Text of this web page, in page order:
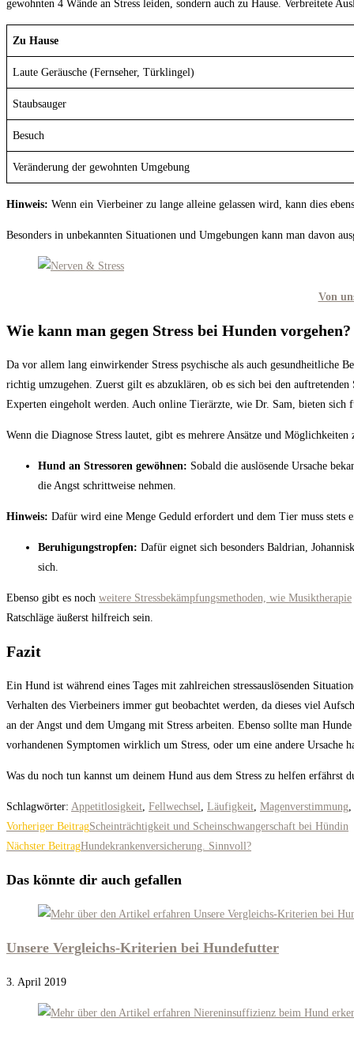
gewohnten 4 Wände an Stress leiden, sondern auch zu Hause. Verbreitete
Zu Hause
Laute Geräusche (Fernseher, Türklingel)
Staubsauger
Besuch
Veränderung der gewohnten Umgebung
Hinweis: Wenn ein Vierbeiner zu lange alleine gelassen wird, kann dies
Besonders in unbekannten Situationen und Umgebungen kann man davon
Von
Wie kann man gegen Stress bei Hunden vorgehen?
Da vor allem lang einwirkender Stress psychische als auch gesundheitliche
richtig umzugehen. Zuerst gilt es abzuklären, ob es sich bei den
Experten eingeholt werden. Auch online Tierärzte, wie Dr. Sam, bieten
Wenn die Diagnose Stress lautet, gibt es mehrere Ansätze und Möglichkeiten
Hund an Stressoren gewöhnen: Sobald die auslösende Ursache
die Angst schrittweise nehmen.
Hinweis: Dafür wird eine Menge Geduld erfordert und dem Tier muss
Beruhigungstropfen: Dafür eignet sich besonders Baldrian,
sich.
Ebenso gibt es noch weitere Stressbekämpfungsmethoden, wie Musiktherapie
Ratschläge äußerst hilfreich sein.
Fazit
Ein Hund ist während eines Tages mit zahlreichen stressauslösenden
Verhalten des Vierbeiners immer gut beobachtet werden, da dieses viel
an der Angst und dem Umgang mit Stress arbeiten. Ebenso sollte man
vorhandenen Symptomen wirklich um Stress, oder um eine andere Ursache
Was du noch tun kannst um deinem Hund aus dem Stress zu helfen
Schlagwörter: Appetitlosigkeit Fellwechsel Läufigkeit Magenverstimmung
Weitere
Artikel
ansehen
Vorheriger BeitragScheinträchtigkeit und Scheinschwangerschaft bei Hündin
Nächster BeitragHundekrankenversicherung. Sinnvoll?
Das könnte dir auch gefallen
Unsere Vergleichs-Kriterien bei Hundefutter
3. April 2019